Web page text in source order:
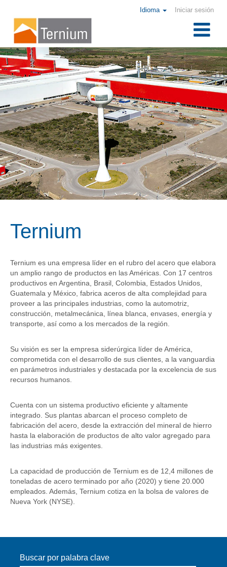
Idioma Iniciar sesión
Ternium
Ternium
Ternium es una empresa líder en el rubro del acero que elabora
un amplio rango de productos en las Américas. Con 17 centros
productivos en Argentina, Brasil, Colombia, Estados Unidos,
Guatemala y México, fabrica aceros de alta complejidad para
proveer a las principales industrias, como la automotriz,
construcción, metalmecánica, línea blanca, envases, energía y
transporte, así como a los mercados de la región.
Su visión es ser la empresa siderúrgica líder de América,
comprometida con el desarrollo de sus clientes, a la vanguardia
en parámetros industriales y destacada por la excelencia de sus
recursos humanos.
Cuenta con un sistema productivo eficiente y altamente
integrado. Sus plantas abarcan el proceso completo de
fabricación del acero, desde la extracción del mineral de hierro
hasta la elaboración de productos de alto valor agregado para
las industrias más exigentes.
La capacidad de producción de Ternium es de 12,4 millones de
toneladas de acero terminado por año (2020) y tiene 20.000
empleados. Además, Ternium cotiza en la bolsa de valores de
Nueva York (NYSE).
Buscar por palabra clave